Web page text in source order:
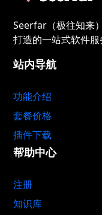
Seerfar（极往知来
打造的一站式软件服
站内导航
功能介绍
套餐价格
插件下载
帮助中心
注册
知识库